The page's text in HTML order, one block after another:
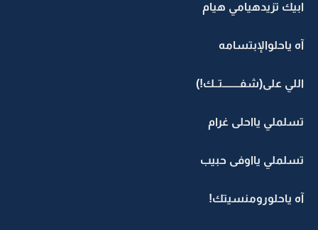
ابيك تزيدهيامي هيام
آه ياحلوالإبتسامه
اللي على(شفــــــــتــك!)
تسلملي يااحلى غرام
تسلملي يااوفى حبيب
آه ياحلورومنسيتك!